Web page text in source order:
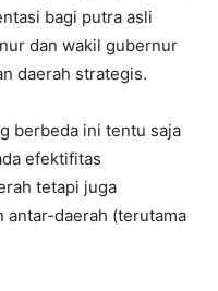
bagi putra asli
dan wakil gubernur
daerah strategis.
berbeda ini tentu saja
efektifitas
tetapi juga
antar-daerah (terutama